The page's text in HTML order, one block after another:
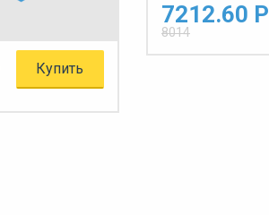
Купить
7212.60 Р
8014